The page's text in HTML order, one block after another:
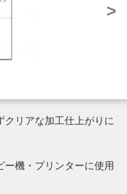
>
クリアな加工仕上がりに
ー機・プリンターに使用